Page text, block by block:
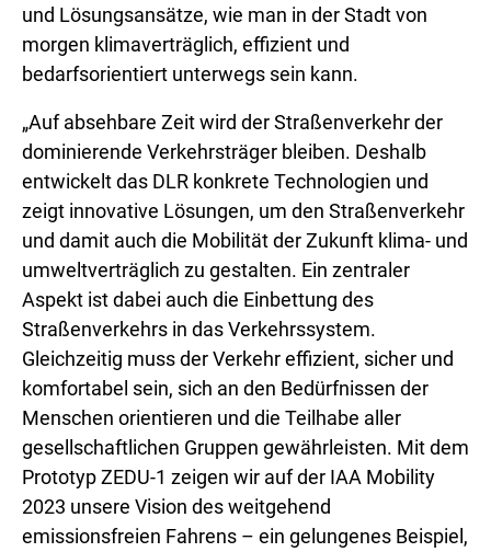
und Lösungsansätze, wie man in der Stadt von
morgen klimaverträglich, effizient und
bedarfsorientiert unterwegs sein kann.
„Auf absehbare Zeit wird der Straßenverkehr der
dominierende Verkehrsträger bleiben. Deshalb
entwickelt das DLR konkrete Technologien und
zeigt innovative Lösungen, um den Straßenverkehr
und damit auch die Mobilität der Zukunft klima- und
umweltverträglich zu gestalten. Ein zentraler
Aspekt ist dabei auch die Einbettung des
Straßenverkehrs in das Verkehrssystem.
Gleichzeitig muss der Verkehr effizient, sicher und
komfortabel sein, sich an den Bedürfnissen der
Menschen orientieren und die Teilhabe aller
gesellschaftlichen Gruppen gewährleisten. Mit dem
Prototyp ZEDU-1 zeigen wir auf der IAA Mobility
2023 unsere Vision des weitgehend
emissionsfreien Fahrens – ein gelungenes Beispiel,